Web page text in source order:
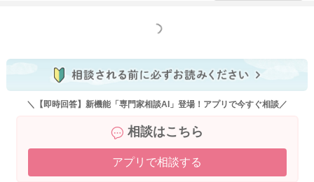
もっと見る
＼【即時回答】新機能「専門家相談AI」登場！アプリで今すぐ相談／
相談はこちら
アプリで相談する